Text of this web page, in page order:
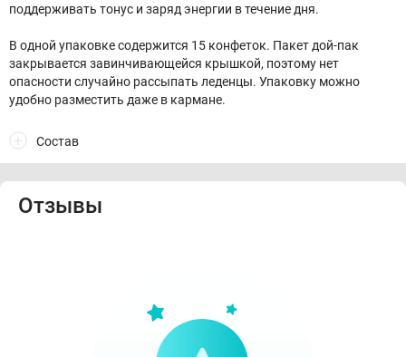
поддерживать тонус и заряд энергии в течение дня.
В одной упаковке содержится 15 конфеток. Пакет дой-пак
закрывается завинчивающейся крышкой, поэтому нет
опасности случайно рассыпать леденцы. Упаковку можно
удобно разместить даже в кармане.
Состав
Отзывы